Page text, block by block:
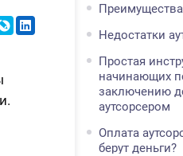
Преимущества
Недостатки
Простая
начинающих
заключению
аутсорсером
Оплата
берут деньги?